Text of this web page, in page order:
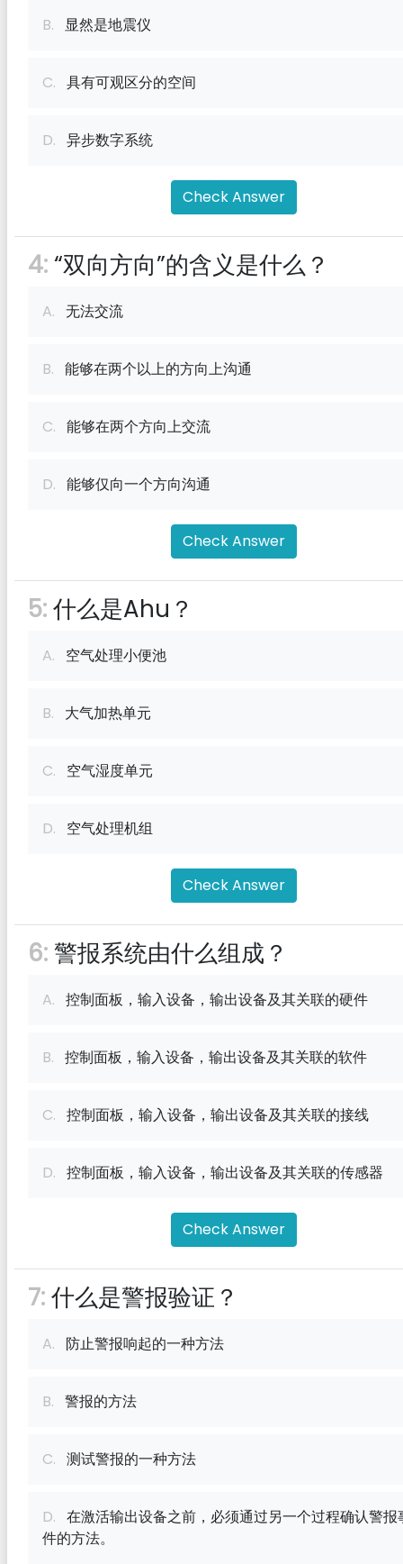
B. 显然是地震仪
C. 具有可观区分的空间
D. 异步数字系统
Check Answer
4:“双向方向”的含义是什么？
A. 无法交流
B. 能够在两个以上的方向上沟通
C. 能够在两个方向上交流
D. 能够仅向一个方向沟通
Check Answer
5:什么是Ahu？
A. 空气处理小便池
B. 大气加热单元
C. 空气湿度单元
D. 空气处理机组
Check Answer
6: 警报系统由什么组成？
A. 控制面板，输入设备，输出设备及其关联的硬件
B. 控制面板，输入设备，输出设备及其关联的软件
C. 控制面板，输入设备，输出设备及其关联的接线
D. 控制面板，输入设备，输出设备及其关联的传感器
Check Answer
7:什么是警报验证？
A. 防止警报响起的一种方法
B. 警报的方法
C. 测试警报的一种方法
D. 在激活输出设备之前，必须通过另一个过程确认警报
件的方法。